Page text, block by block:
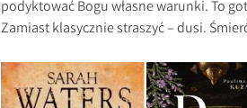
podyktować Bogu własne warunki. To
Zamiast klasycznie straszyć – dusi.